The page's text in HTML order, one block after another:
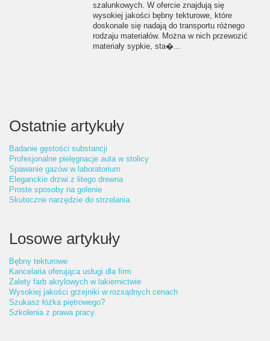
szalunkowych. W ofercie znajdują się
wysokiej jakości bębny tekturowe, które
doskonale się nadają do transportu różnego
rodzaju materiałów. Można w nich przewozić
materiały sypkie, sta�...
Ostatnie artykuły
Badanie gęstości substancji
Profesjonalne pielęgnacje auta w stolicy
Spawanie gazów w laboratorium
Eleganckie drzwi z litego drewna
Proste sposoby na golenie
Skuteczne narzędzie do strzelania.
Losowe artykuły
Bębny tekturowe
Kancelaria oferująca usługi dla firm
Zalety farb akrylowych w lakiernictwie
Wysokiej jakości grzejniki w rozsądnych cenach
Szukasz łóżka piętrowego?
Szkolenia z prawa pracy.